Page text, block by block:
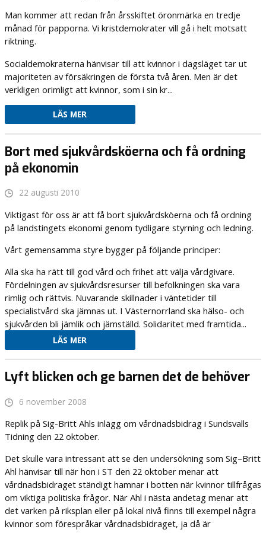
Man kommer att redan från årsskiftet öronmärka en tredje
månad för papporna. Vi kristdemokrater vill gå i helt motsatt
riktning.
Socialdemokraterna hänvisar till att kvinnor i dagsläget tar ut
majoriteten av försäkringen de första två åren. Men är det
verkligen orimligt att kvinnor, som i sin kr...
LÄS MER
Bort med sjukvårdsköerna och få ordning
på ekonomin
22 augusti 2010
Viktigast för oss är att få bort sjukvårdsköerna och få ordning
på landstingets ekonomi genom tydligare styrning och ledning.
Vårt gemensamma styre bygger på följande principer:
Alla ska ha rätt till god vård och frihet att välja vårdgivare.
Fördelningen av sjukvårdsresurser till befolkningen ska vara
rimlig och rättvis. Nuvarande skillnader i väntetider till
specialistvård ska jämnas ut. I Västernorrland ska hälso- och
sjukvården bli jämlik och jämställd. Solidaritet med framtida...
LÄS MER
Lyft blicken och ge barnen det de behöver
6 november 2008
Replik på Sig-Britt Ahls inlägg om vårdnadsbidrag i Sundsvalls
Tidning den 22 oktober.
Det skulle vara intressant att se den undersökning som Sig–Britt
Ahl hänvisar till när hon i ST den 22 oktober menar att
vårdnadsbidraget ständigt hamnar i botten när kvinnor tillfrågas
om viktiga politiska frågor. När Ahl i nästa andetag menar att
det varken på riksplan eller på lokal nivå finns till exempel några
kvinnor som förespråkar vårdnadsbidraget, ja då är